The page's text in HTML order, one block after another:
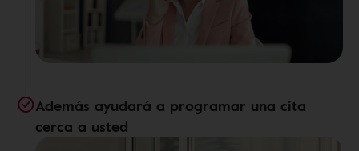
Además ayudará a programar una cita
cerca a usted